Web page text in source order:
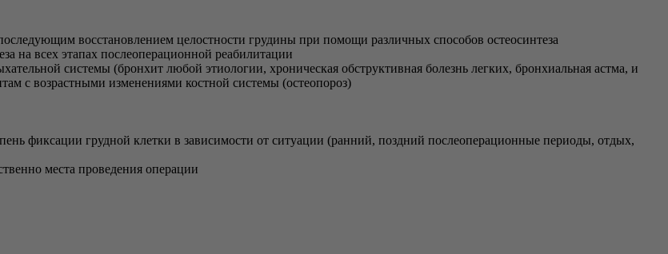
восстановлением целостности грудины при помощи различных способов остеосинтеза
на всех этапах послеоперационной реабилитации
системы (бронхит любой этиологии, хроническая обструктивная болезнь легких, бронхиальная астма, и
с возрастными изменениями костной системы (остеопороз)
фиксации грудной клетки в зависимости от ситуации (ранний, поздний послеоперационные периоды, отдых,
места проведения операции